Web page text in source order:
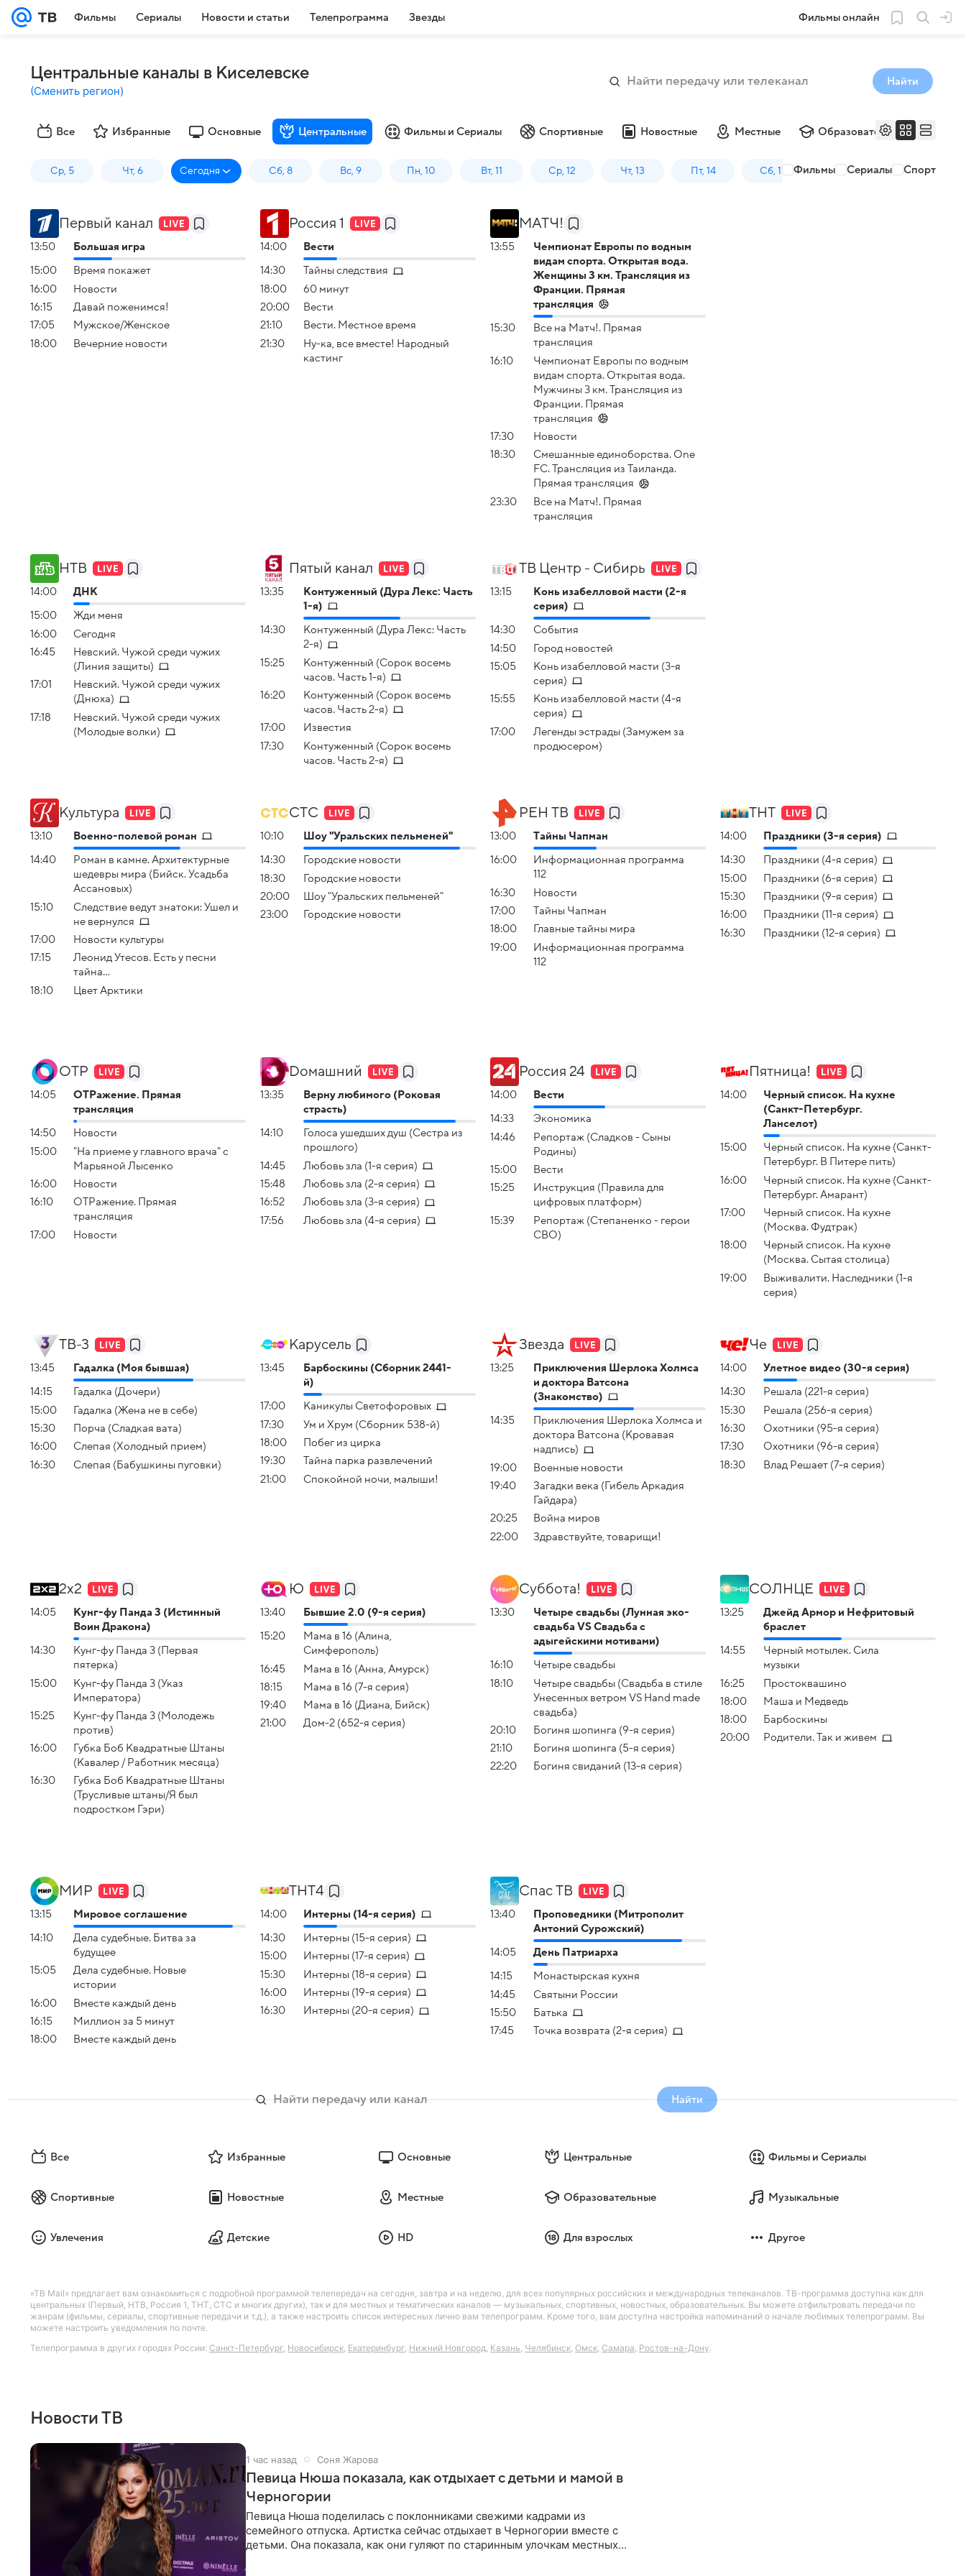
Фильмы Сериалы Новости и статьи Телепрограмма Звезды Фильмы онлайн
Центральные каналы в Киселевске
(Сменить регион)
Найти
Все Избранные Основные Центральные Фильмы и Сериалы Спортивные Новостные Местные Образовательные
Ср, 5 Чт, 6 Сегодня Сб, 8 Вс, 9 Пн, 10 Вт, 11 Ср, 12 Чт, 13 Пт, 14 Сб, 15 Вс, 16 Пн, 17
Фильмы Сериалы Спорт
Первый канал
13:50 Большая игра
15:00
Время покажет
16:00
Новости
16:15
Давай поженимся!
17:05
Мужское/Женское
18:00
Вечерние новости
Россия 1
14:00 Вести
14:30
Тайны следствия
18:00
60 минут
20:00
Вести
21:10
Вести. Местное время
21:30
Ну-ка, все вместе! Народный
кастинг
МАТЧ!
13:55
Чемпионат Европы по водным
видам спорта. Открытая вода.
Женщины 3 км. Трансляция из
Франции. Прямая
трансляция
15:30
Все на Матч!. Прямая
трансляция
16:10
Чемпионат Европы по водным
видам спорта. Открытая вода.
Мужчины 3 км. Трансляция из
Франции. Прямая
трансляция
17:30
Новости
18:30
Смешанные единоборства. One
FC. Трансляция из Таиланда.
Прямая трансляция
23:30
Все на Матч!. Прямая
трансляция
НТВ
14:00 ДНК
15:00
Жди меня
16:00
Сегодня
16:45
Невский. Чужой среди чужих
(Линия защиты)
17:01
Невский. Чужой среди чужих
(Днюха)
17:18
Невский. Чужой среди чужих
(Молодые волки)
Пятый канал
13:35
Контуженный (Дура Лекс: Часть
1-я)
14:30
Контуженный (Дура Лекс: Часть
2-я)
15:25
Контуженный (Сорок восемь
часов. Часть 1-я)
16:20
Контуженный (Сорок восемь
часов. Часть 2-я)
17:00
Известия
17:30
Контуженный (Сорок восемь
часов. Часть 2-я)
ТВ Центр - Сибирь
13:15
Конь изабелловой масти (2-я
серия)
14:30
События
14:50
Город новостей
15:05
Конь изабелловой масти (3-я
серия)
15:55
Конь изабелловой масти (4-я
серия)
17:00
Легенды эстрады (Замужем за
продюсером)
Культура
13:10 Военно-полевой роман
14:40
Роман в камне. Архитектурные
шедевры мира (Бийск. Усадьба
Ассановых)
15:10
Следствие ведут знатоки: Ушел и
не вернулся
17:00
Новости культуры
17:15
Леонид Утесов. Есть у песни
тайна...
18:10
Цвет Арктики
СТС
10:10 Шоу "Уральских пельменей"
14:30
Городские новости
18:30
Городские новости
20:00
Шоу "Уральских пельменей"
23:00
Городские новости
РЕН ТВ
13:00 Тaйны Чапман
16:00
Информационная программа
112
16:30
Новости
17:00
Тaйны Чапман
18:00
Главные тайны мира
19:00
Информационная программа
112
ТНТ
14:00 Праздники (3-я серия)
14:30
Праздники (4-я серия)
15:00
Праздники (6-я серия)
15:30
Праздники (9-я серия)
16:00
Праздники (11-я серия)
16:30
Праздники (12-я серия)
ОТР
14:05
ОТРажение. Прямая
трансляция
14:50
Новости
15:00
"На приеме у главного врача" с
Марьяной Лысенко
16:00
Новости
16:10
ОТРажение. Прямая
трансляция
17:00
Новости
Dомашний
13:35
Верну любимого (Роковая
страсть)
14:10
Голocа ушедших душ (Сестра из
прошлого)
14:45
Любовь зла (1-я серия)
15:48
Любовь зла (2-я серия)
16:52
Любовь зла (3-я серия)
17:56
Любовь зла (4-я серия)
Россия 24
14:00 Вести
14:33
Экономика
14:46
Репортаж (Сладков - Сыны
Родины)
15:00
Вести
15:25
Инструкция (Правила для
цифровых платформ)
15:39
Репортаж (Степаненко - герои
СВО)
Пятница!
14:00
Черный список. На кухне
(Санкт-Петербург.
Ланселот)
15:00
Черный список. На кухне (Санкт-
Петербург. В Питере пить)
16:00
Черный список. На кухне (Санкт-
Петербург. Амарант)
17:00
Черный список. На кухне
(Москва. Фудтрак)
18:00
Черный список. На кухне
(Москва. Сытая столица)
19:00
Выживалити. Наследники (1-я
серия)
ТВ-3
13:45 Гадалка (Моя бывшая)
14:15
Гадалка (Дочери)
15:00
Гадалка (Жена не в себе)
15:30
Порча (Сладкая вата)
16:00
Слепая (Холодный прием)
16:30
Слепая (Бабушкины пуговки)
Карусель
13:45
Барбоскины (Сборник 2441-
й)
17:00
Каникулы Светофоровых
17:30
Ум и Хрум (Сборник 538-й)
18:00
Побег из цирка
19:30
Тайна парка развлечений
21:00
Спокойной ночи, малыши!
Звезда
13:25
Приключения Шерлока Холмса
и доктора Ватсона
(Знакомство)
14:35
Приключения Шерлока Холмса и
доктора Ватсона (Кровавая
надпись)
19:00
Военные новости
19:40
Загадки века (Гибель Аркадия
Гайдара)
20:25
Война миров
22:00
Здравствуйте, товарищи!
Че
14:00 Улетное видео (30-я серия)
14:30
Решала (221-я серия)
15:30
Решала (256-я серия)
16:30
Охотники (95-я серия)
17:30
Охотники (96-я серия)
18:30
Влад Решает (7-я серия)
2x2
14:05
Кунг-фу Панда 3 (Истинный
Воин Дракона)
14:30
Кунг-фу Панда 3 (Первая
пятерка)
15:00
Кунг-фу Панда 3 (Указ
Императора)
15:25
Кунг-фу Панда 3 (Молодежь
против)
16:00
Губка Боб Квадратные Штаны
(Кавалер / Работник месяца)
16:30
Губка Боб Квадратные Штаны
(Трусливые штаны/Я был
подростком Гэри)
Ю
13:40 Бывшие 2.0 (9-я серия)
15:20
Мама в 16 (Алина,
Симферополь)
16:45
Мама в 16 (Анна, Амурск)
18:15
Мама в 16 (7-я серия)
19:40
Мама в 16 (Диана, Бийск)
21:00
Дом-2 (652-я серия)
Суббота!
13:30
Четыре свадьбы (Лунная эко-
свадьба VS Свадьба с
адыгейскими мотивами)
16:10
Четыре свадьбы
18:10
Четыре свадьбы (Свадьба в стиле
Унесенных ветром VS Hand made
свадьба)
20:10
Богиня шопинга (9-я серия)
21:10
Богиня шопинга (5-я серия)
22:20
Богиня свиданий (13-я серия)
СОЛНЦЕ
13:25
Джейд Армор и Нефритовый
браслет
14:55
Черный мотылек. Сила
музыки
16:25
Простоквашино
18:00
Маша и Медведь
18:00
Барбоскины
20:00
Родители. Так и живем
МИР
13:15 Мировое соглашение
14:10
Дела судебные. Битва за
будущее
15:05
Дела судебные. Новые
истории
16:00
Вместе каждый день
16:15
Миллион за 5 минут
18:00
Вместе каждый день
ТНТ4
14:00 Интерны (14-я серия)
14:30
Интерны (15-я серия)
15:00
Интерны (17-я серия)
15:30
Интерны (18-я серия)
16:00
Интерны (19-я серия)
16:30
Интерны (20-я серия)
Спас ТВ
13:40
Проповедники (Митрополит
Антоний Сурожский)
14:05 День Патриарха
14:15
Монастырская кухня
14:45
Святыни России
15:50
Батька
17:45
Точка возврата (2-я серия)
Найти
Все Избранные Основные Центральные Фильмы и Сериалы
Спортивные Новостные Местные Образовательные Музыкальные
Увлечения Детские HD Для взрослых Другое
«ТВ Mail» предлагает вам ознакомиться с подробной программой телепередач на сегодня, завтра и на неделю, для всех популярных российских и международных телеканалов. ТВ-программа доступна как для
центральных (Первый, НТВ, Россия 1, ТНТ, СТС и многих других), так и для местных и тематических каналов — музыкальных, спортивных, новостных, образовательных. Вы можете отфильтровать передачи по
жанрам (фильмы, сериалы, спортивные передачи и т.д.), а также настроить список интересных лично вам телепрограмм. Кроме того, вам доступна настройка напоминаний о начале любимых телепрограмм. Вы
можете настроить уведомления по почте.
Телепрограмма в других городах России: Санкт-Петербург Новосибирск Екатеринбург Нижний Новгород Казань Челябинск Омск Самара Ростов-на-Дону.
Новости ТВ
1 час назад Соня Жарова
Певица Нюша показала, как отдыхает с детьми и мамой в
Черногории
Певица Нюша поделилась с поклонниками свежими кадрами из
семейного отпуска. Артистка сейчас отдыхает в Черногории вместе с
детьми. Она показала, как они гуляют по старинным улочкам местных